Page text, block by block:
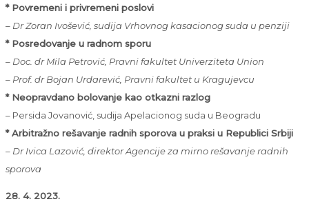
* Povremeni i privremeni poslovi
– Dr Zoran Ivošević, sudija Vrhovnog kasacionog suda u penziji
* Posredovanje u radnom sporu
– Doc. dr Mila Petrović, Pravni fakultet Univerziteta Union
– Prof. dr Bojan Urdarević, Pravni fakultet u Kragujevcu
* Neopravdano bolovanje kao otkazni razlog
– Persida Jovanović, sudija Apelacionog suda u Beogradu
* Arbitražno rešavanje radnih sporova u praksi u Republici Srbiji
– Dr Ivica Lazović, direktor Agencije za mirno rešavanje radnih
sporova
28. 4. 2023.